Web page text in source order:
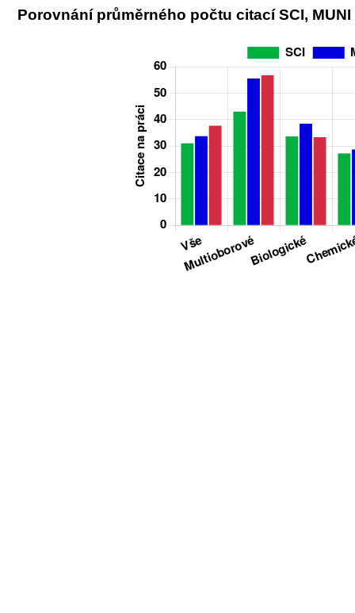
Porovnání průměrného počtu citací SCI,